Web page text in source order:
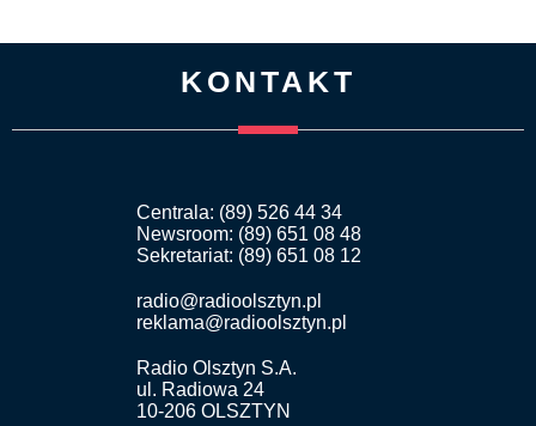
KONTAKT
Centrala: (89) 526 44 34
Newsroom: (89) 651 08 48
Sekretariat: (89) 651 08 12
radio@radioolsztyn.pl
reklama@radioolsztyn.pl
Radio Olsztyn S.A.
ul. Radiowa 24
10-206 OLSZTYN